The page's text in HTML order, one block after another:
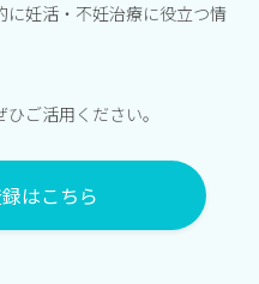
に妊活・不妊治療に役立つ情
ご活用ください。
はこちら